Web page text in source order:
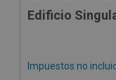
Edificio
Impuestos no